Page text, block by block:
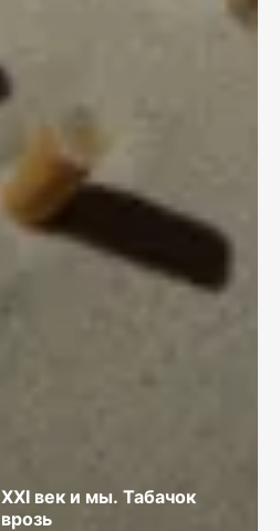
XXI век и мы. Табачок
врозь